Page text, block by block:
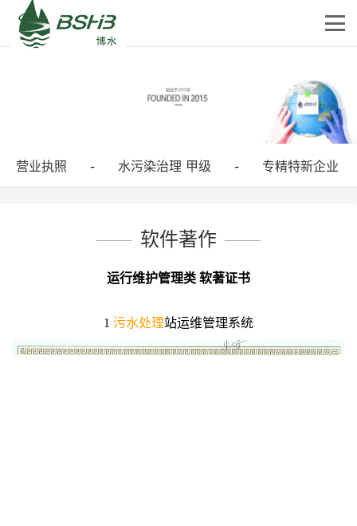
营业执照 - 水污染治理 甲级 - 专精特新企业
软件著作
运行维护管理类 软著证书
1 污水处理站运维管理系统